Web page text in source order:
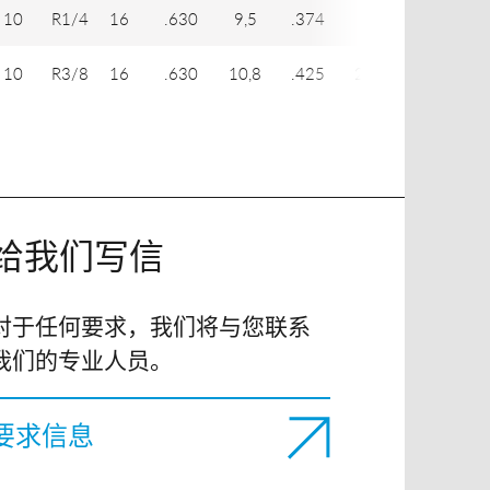
10 R1/4 16 .630 9,5 .374
10 R3/8 16 .630 10,8 .425
我们写信
于任何要求，我们将与您联系
们的专业人员。
求信息